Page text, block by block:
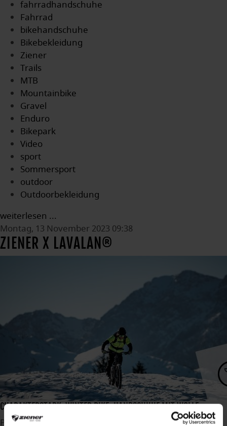
fahrradhandschuhe
Fahrrad
bikehandschuhe
Bikebekleidung
Ziener
Trails
MTB
Mountainbike
Gravel
Enduro
Bikepark
Video
sport
Sommersport
outdoor
Outdoorbekleidung
weiterlesen ...
Montag, 13 November 2023 09:38
ZIENER X LAVALAN®
CHARAKTERSTARK: WINTER BIKE-HANDSCHUHE MIT WOLLE
Publiziert in